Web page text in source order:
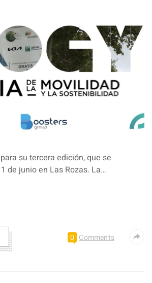
su tercera edición, que se
de junio en Las Rozas. La…
0 Comments